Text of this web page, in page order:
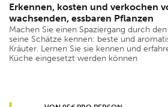
Erkennen, kosten und verkochen
wachsenden, essbaren Pflanzen
Machen Sie einen Spaziergang durch
seine Schätze kennen: beste und
Kräuter. Lernen Sie sie kennen und
Küche eingesetzt werden können